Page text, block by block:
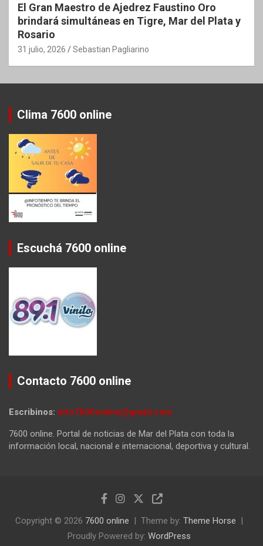
El Gran Maestro de Ajedrez Faustino Oro
brindará simultáneas en Tigre, Mar del Plata y
Rosario
31 julio, 2026 Sebastian Pagliarino
Clima 7600 online
Escuchá 7600 online
Contacto 7600 online
Escribinos: info7600online@gmail.com
7600 online. Portal de noticias de Mar del Plata con toda la
información local, nacional e internacional, deportiva y cultural.
Copyright © 2026 7600 online Theme by: Theme Horse
Proudly Powered by: WordPress